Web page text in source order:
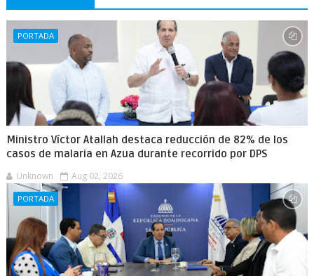
PORTADA
Ministro Víctor Atallah destaca reducción de 82% de los
casos de malaria en Azua durante recorrido por DPS
Unknown Aug 02, 2026
PORTADA